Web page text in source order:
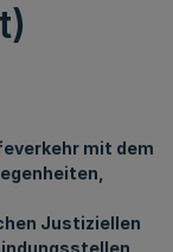
mit dem
Justiziellen